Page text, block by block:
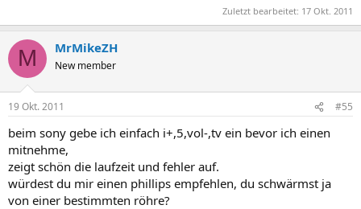
Zuletzt bearbeitet: 17 Okt. 2011
M MrMikeZH
New member
19 Okt. 2011 #55
beim sony gebe ich einfach i+,5,vol-,tv ein bevor ich einen
mitnehme,
zeigt schön die laufzeit und fehler auf.
würdest du mir einen phillips empfehlen, du schwärmst ja
von einer bestimmten röhre?